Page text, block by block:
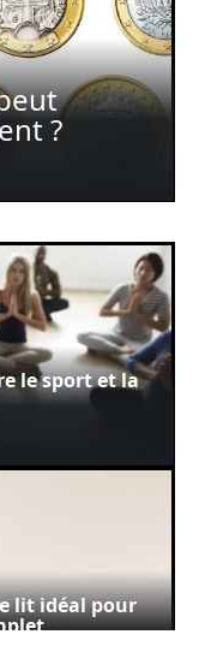
?
le sport et la
lit idéal pour